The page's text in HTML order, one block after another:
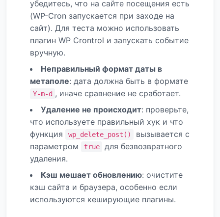
убедитесь, что на сайте посещения есть
(WP-Cron запускается при заходе на
сайт). Для теста можно использовать
плагин WP Crontrol и запускать событие
вручную.
Неправильный формат даты в
метаполе: дата должна быть в формате
Y-m-d , иначе сравнение не сработает.
Удаление не происходит: проверьте,
что используете правильный хук и что
функция
wp_delete_post()
вызывается с
параметром
true
для безвозвратного
удаления.
Кэш мешает обновлению: очистите
кэш сайта и браузера, особенно если
используются кеширующие плагины.